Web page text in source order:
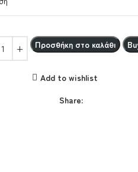
Προσθήκη στο καλάθι
Add to wishlist
Share: